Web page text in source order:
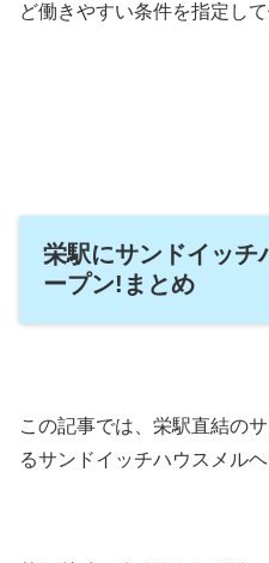
ど働きやすい条件を指定し
栄駅にサンドイッチ
ープン!まとめ
この記事では、栄駅直結の
るサンドイッチハウスメル